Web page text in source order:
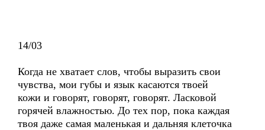
14/03
Когда не хватает слов, чтобы выразить свои
чувства, мои губы и язык касаются твоей
кожи и говорят, говорят, говорят. Ласковой
горячей влажностью. До тех пор, пока каждая
твоя даже самая маленькая и дальняя клеточка